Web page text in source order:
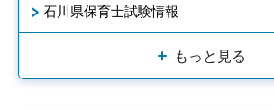
石川県保育士試験情報
もっと見る